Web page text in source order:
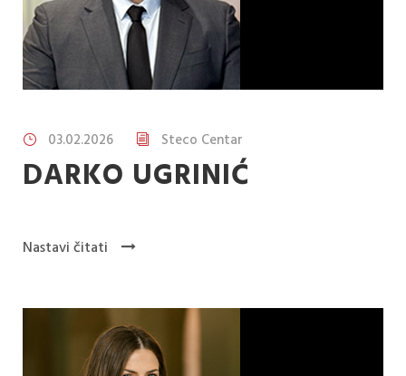
03.02.2026 Steco Centar
DARKO UGRINIĆ
Nastavi čitati